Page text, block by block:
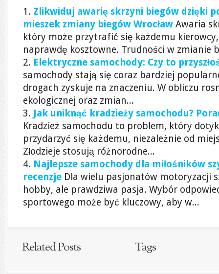
Zlikwiduj awarię skrzyni biegów dzięki
mieszek zmiany biegów Wrocław Awaria
który może przytrafić się każdemu
naprawdę kosztowne. Trudności w zmianie
Elektryczne samochody: Czy to
samochody stają się coraz bardziej
drogach zyskuje na znaczeniu. W obliczu
ekologicznej oraz zmian...
Jak uniknąć kradzieży samochodu?
Kradzież samochodu to problem, który
przydarzyć się każdemu, niezależnie od
Złodzieje stosują różnorodne...
Najlepsze samochody dla miłośników
recenzje Dla wielu pasjonatów motoryzacji
hobby, ale prawdziwa pasja. Wybór
sportowego może być kluczowy, aby w...
Related Posts Tags